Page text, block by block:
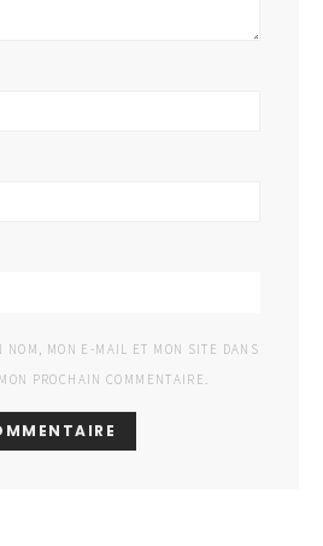
NOM, MON E-MAIL ET MON SITE DANS
PROCHAIN COMMENTAIRE.